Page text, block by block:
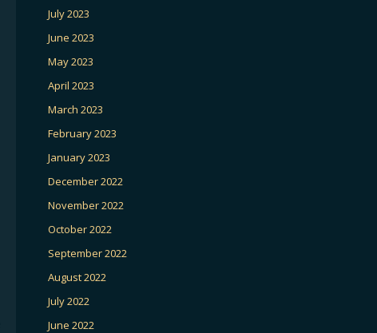
July 2023
June 2023
May 2023
April 2023
March 2023
February 2023
January 2023
December 2022
November 2022
October 2022
September 2022
August 2022
July 2022
June 2022